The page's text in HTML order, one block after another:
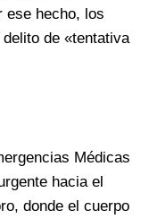
ese hecho, los
de «tentativa
Médicas
hacia el
donde el cuerpo